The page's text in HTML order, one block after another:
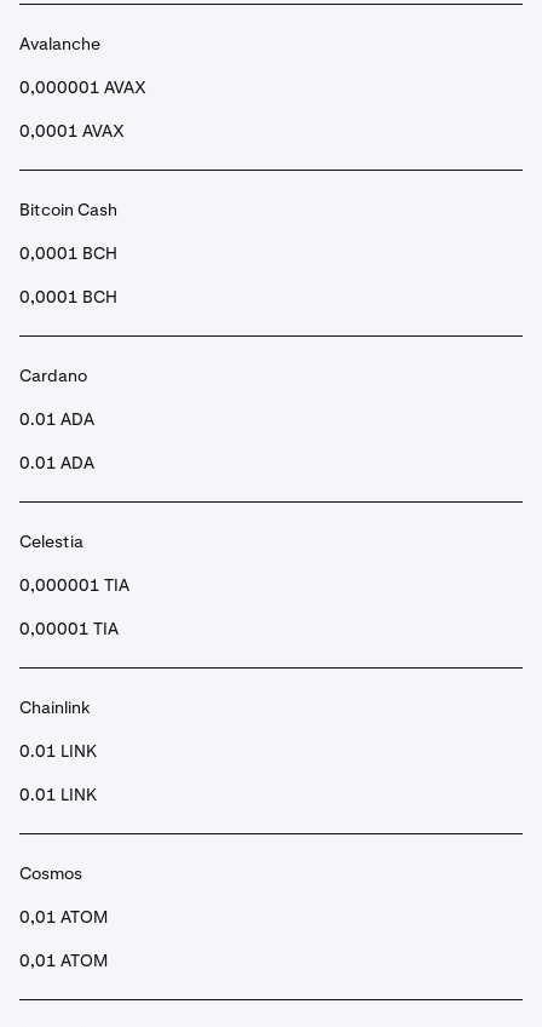
Når den er sendt inn, vil midlene dine etter noen
Avalanche
0,000001 AVAX
0,0001 AVAX
Bitcoin Cash
0,0001 BCH
0,0001 BCH
Cardano
0.01 ADA
0.01 ADA
Celestia
0,000001 TIA
0,00001 TIA
Chainlink
0.01 LINK
0.01 LINK
Cosmos
0,01 ATOM
0,01 ATOM